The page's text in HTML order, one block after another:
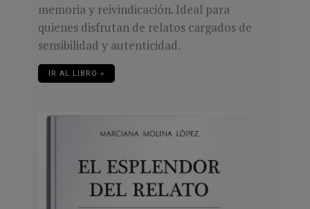
memoria y reivindicación. Ideal para
quienes disfrutan de relatos cargados de
sensibilidad y autenticidad.
IR AL LIBRO »